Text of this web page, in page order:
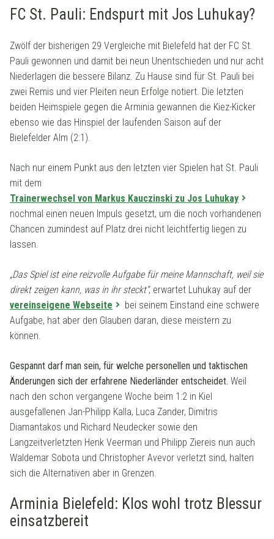
FC St. Pauli: Endspurt mit Jos Luhukay?
Zwölf der bisherigen 29 Vergleiche mit Bielefeld hat der FC St.
Pauli gewonnen und damit bei neun Unentschieden und nur acht
Niederlagen die bessere Bilanz. Zu Hause sind für St. Pauli bei
zwei Remis und vier Pleiten neun Erfolge notiert. Die letzten
beiden Heimspiele gegen die Arminia gewannen die Kiez-Kicker
ebenso wie das Hinspiel der laufenden Saison auf der
Bielefelder Alm (2:1).
Nach nur einem Punkt aus den letzten vier Spielen hat St. Pauli
mit dem
Trainerwechsel von Markus Kauczinski zu Jos Luhukay
nochmal einen neuen Impuls gesetzt, um die noch vorhandenen
Chancen zumindest auf Platz drei nicht leichtfertig liegen zu
lassen.
„Das Spiel ist eine reizvolle Aufgabe für meine Mannschaft, weil sie
direkt zeigen kann, was in ihr steckt“, erwartet Luhukay auf der
vereinseigene Webseite
bei seinem Einstand eine schwere
Aufgabe, hat aber den Glauben daran, diese meistern zu
können.
Gespannt darf man sein, für welche personellen und taktischen
Änderungen sich der erfahrene Niederländer entscheidet. Weil
nach den schon vergangene Woche beim 1:2 in Kiel
ausgefallenen Jan-Philipp Kalla, Luca Zander, Dimitris
Diamantakos und Richard Neudecker sowie den
Langzeitverletzten Henk Veerman und Philipp Ziereis nun auch
Waldemar Sobota und Christopher Avevor verletzt sind, halten
sich die Alternativen aber in Grenzen.
Arminia Bielefeld: Klos wohl trotz Blessur
einsatzbereit